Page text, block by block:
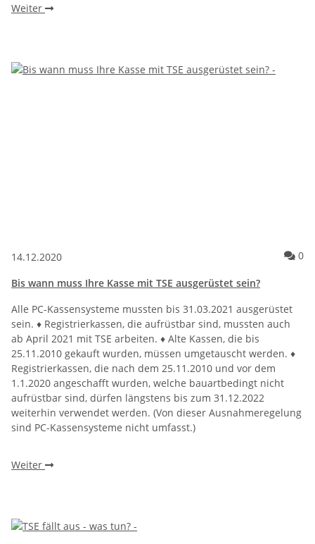
Weiter
14.12.2020 0
Bis wann muss Ihre Kasse mit TSE ausgerüstet sein?
Alle PC-Kassensysteme mussten bis 31.03.2021 ausgerüstet
sein. ♦️ Registrierkassen, die aufrüstbar sind, mussten auch
ab April 2021 mit TSE arbeiten. ♦️ Alte Kassen, die bis
25.11.2010 gekauft wurden, müssen umgetauscht werden. ♦️
Registrierkassen, die nach dem 25.11.2010 und vor dem
1.1.2020 angeschafft wurden, welche bauartbedingt nicht
aufrüstbar sind, dürfen längstens bis zum 31.12.2022
weiterhin verwendet werden. (Von dieser Ausnahmeregelung
sind PC-Kassensysteme nicht umfasst.)
Weiter